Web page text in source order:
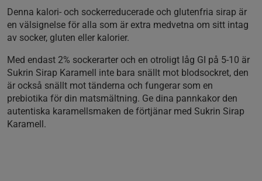
Denna kalori- och sockerreducerade och glutenfria sirap är
en välsignelse för alla som är extra medvetna om sitt intag
av socker, gluten eller kalorier.
Med endast 2% sockerarter och en otroligt låg GI på 5-10 är
Sukrin Sirap Karamell inte bara snällt mot blodsockret, den
är också snällt mot tänderna och fungerar som en
prebiotika för din matsmältning. Ge dina pannkakor den
autentiska karamellsmaken de förtjänar med Sukrin Sirap
Karamell.